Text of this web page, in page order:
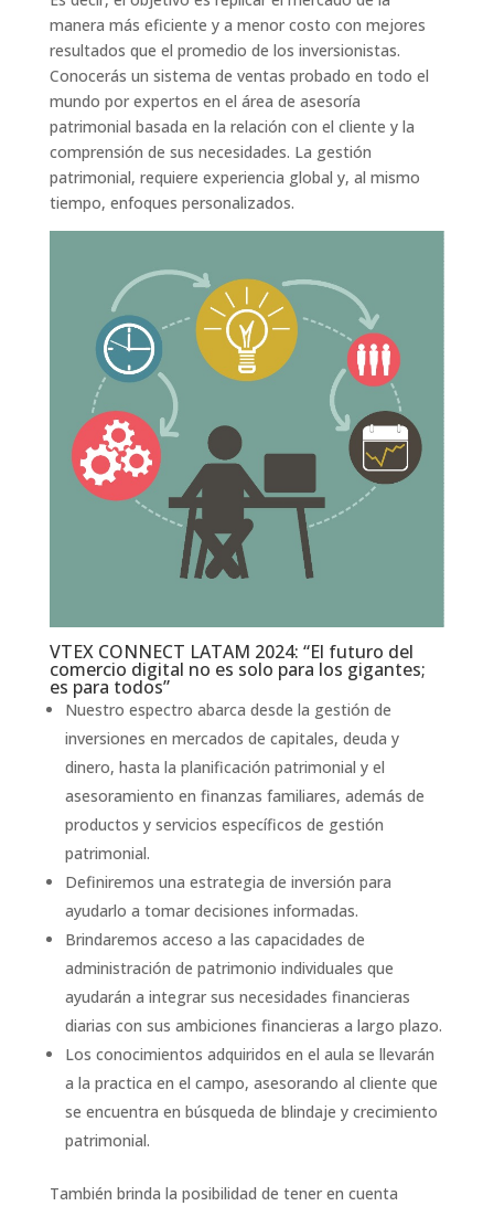
manera más eficiente y a menor costo con mejores
resultados que el promedio de los inversionistas.
Conocerás un sistema de ventas probado en todo el
mundo por expertos en el área de asesoría
patrimonial basada en la relación con el cliente y la
comprensión de sus necesidades. La gestión
patrimonial, requiere experiencia global y, al mismo
tiempo, enfoques personalizados.
VTEX CONNECT LATAM 2024: “El futuro del
comercio digital no es solo para los gigantes;
es para todos”
Nuestro espectro abarca desde la gestión de
inversiones en mercados de capitales, deuda y
dinero, hasta la planificación patrimonial y el
asesoramiento en finanzas familiares, además de
productos y servicios específicos de gestión
patrimonial.
Definiremos una estrategia de inversión para
ayudarlo a tomar decisiones informadas.
Brindaremos acceso a las capacidades de
administración de patrimonio individuales que
ayudarán a integrar sus necesidades financieras
diarias con sus ambiciones financieras a largo plazo.
Los conocimientos adquiridos en el aula se llevarán
a la practica en el campo, asesorando al cliente que
se encuentra en búsqueda de blindaje y crecimiento
patrimonial.
También brinda la posibilidad de tener en cuenta